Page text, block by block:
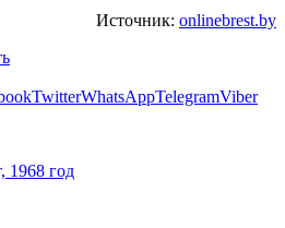
Источник: onlinebrest.by
TwitterWhatsAppTelegramViber
1968 год